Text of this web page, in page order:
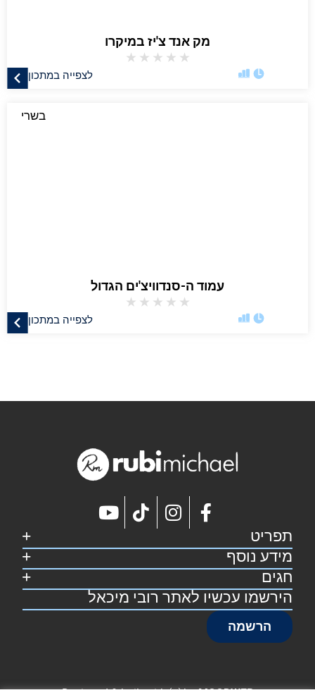
מק אנד צ'יז במיקרו
★
★
★
★
★
לצפייה במתכון
בשרי
עמוד ה-סנדוויצ'ים הגדול
★
★
★
★
★
לצפייה במתכון
תפריט
דף הבית
קצת על רובי
מתכונים
צרו קשר
מידע נוסף
מפת אתר
הצהרת נגישות
תקנון אתר
חגים
סוכות
פסח
שבועות
הירשמו עכשיו לאתר רובי מיכאל
הרשמה